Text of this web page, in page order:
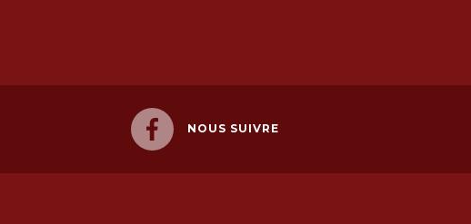
NOUS SUIVRE